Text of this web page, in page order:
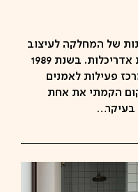
של המחלקה לעיצוב
תעשייתי באקדמיה לאמנות ועיצוב "בצלאל" ובעלת תעודת הנדסאית אדריכלות. בשנת 1989
פעילות לאמנים
ברחוב ויטל 12. כתושבת המקום הקמתי את אחת